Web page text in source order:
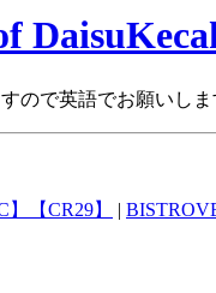
ので英語でお願いしま
【CR29】 |